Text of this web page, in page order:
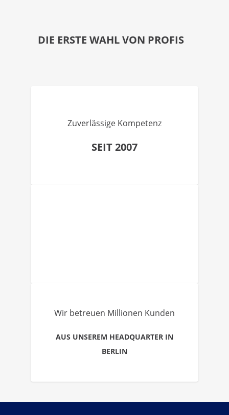
DIE ERSTE WAHL VON PROFIS
Zuverlässige Kompetenz
SEIT 2007
Wir betreuen Millionen Kunden
AUS UNSEREM HEADQUARTER IN
BERLIN